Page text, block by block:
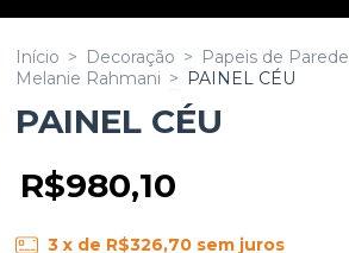
Início > Decoração > Papeis de Parede
Melanie Rahmani > PAINEL CÉU
PAINEL CÉU
R$980,10
3 x de R$326,70 sem juros